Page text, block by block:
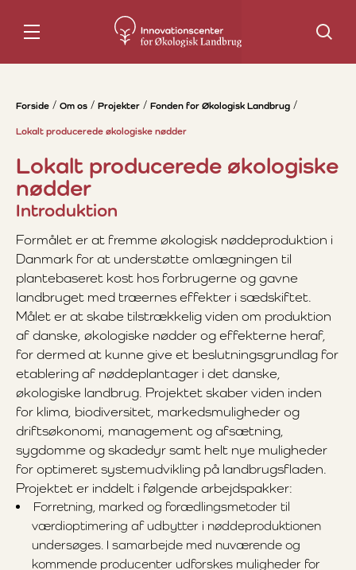
Søg
Forside Om os Projekter Fonden for Økologisk Landbrug
Lokalt producerede økologiske nødder
Lokalt producerede økologiske
nødder
Introduktion
Formålet er at fremme økologisk nøddeproduktion i
Danmark for at understøtte omlægningen til
plantebaseret kost hos forbrugerne og gavne
landbruget med træernes effekter i sædskiftet.
Målet er at skabe tilstrækkelig viden om produktion
af danske, økologiske nødder og effekterne heraf,
for dermed at kunne give et beslutningsgrundlag for
etablering af nøddeplantager i det danske,
økologiske landbrug. Projektet skaber viden inden
for klima, biodiversitet, markedsmuligheder og
driftsøkonomi, management og afsætning,
sygdomme og skadedyr samt helt nye muligheder
for optimeret systemudvikling på landbrugsfladen.
Projektet er inddelt i følgende arbejdspakker:
Forretning, marked og forædlingsmetoder til
værdioptimering af udbytter i nøddeproduktionen
undersøges. I samarbejde med nuværende og
kommende producenter udforskes muligheder for